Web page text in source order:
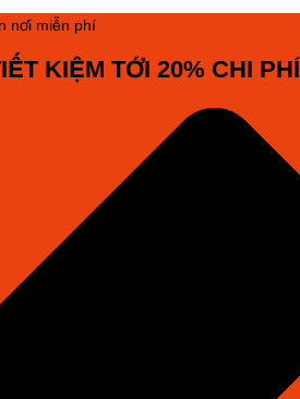
nơi miễn phí
KIỆM TỚI 20% CHI PHÍ